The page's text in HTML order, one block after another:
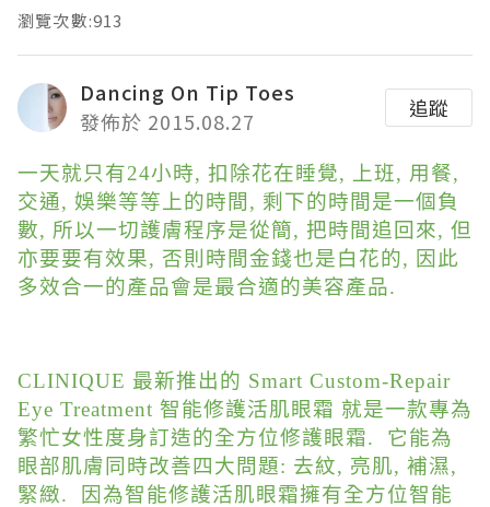
瀏覽次數:913
Dancing On Tip Toes
發佈於 2015.08.27
追蹤
一天就只有24小時, 扣除花在睡覺, 上班, 用餐,
交通, 娛樂等等上的時間, 剩下的時間是一個負
數, 所以一切護膚程序是從簡, 把時間追回來, 但
亦要要有效果, 否則時間金錢也是白花的, 因此
多效合一的產品會是最合適的美容產品.
CLINIQUE 最新推出的 Smart Custom-Repair
Eye Treatment 智能修護活肌眼霜 就是一款專為
繁忙女性度身訂造的全方位修護眼霜. 它能為
眼部肌膚同時改善四大問題: 去紋, 亮肌, 補濕,
緊緻. 因為智能修護活肌眼霜擁有全方位智能